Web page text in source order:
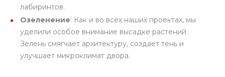
лабиринтов.
Озеленение: Как и во всех наших проектах, мы
уделили особое внимание высадке растений.
Зелень смягчает архитектуру, создает тень и
улучшает микроклимат двора.